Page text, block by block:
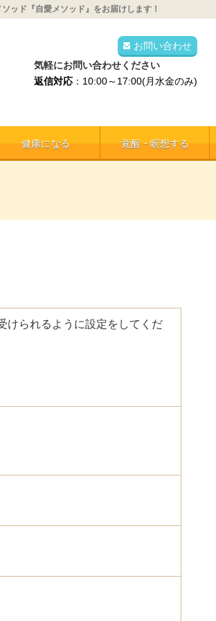
ッド『自愛メソッド』をお届けします！
お問い合わせ
気軽にお問い合わせください
返信対応 ：10:00～17:00(月水金のみ)
健康になる 覚醒・瞑想する
けられるように設定をしてくだ